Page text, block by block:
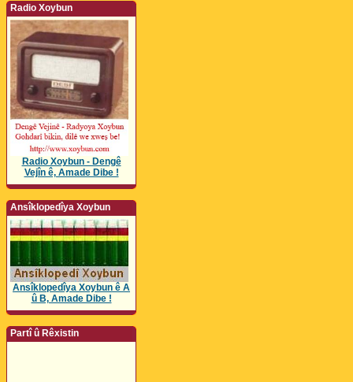
Radio Xoybun
Radio Xoybun - Dengê
Vejîn ê, Amade Dibe !
Ansîklopedîya Xoybun
Ansîklopedîya Xoybun ê A
û B, Amade Dibe !
Partî û Rêxistin